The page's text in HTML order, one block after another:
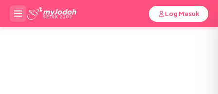
myJodoh
SEJAK 2002 Log Masuk